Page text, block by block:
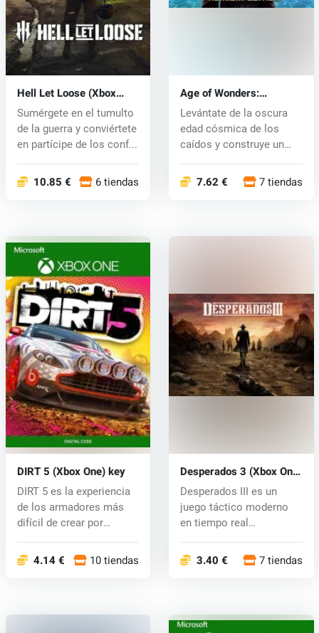
Hell Let Loose (Xbox
One) key
Sumérgete en el tumulto
de la guerra y conviértete
en partícipe de los conf...
10.85 € 6 tiendas
Age of Wonders:
Planetfall (Xbox One) key
Levántate de la oscura
edad cósmica de los
caídos y construye un
7.62 € 7 tiendas
DIRT 5 (Xbox One) key
DIRT 5 es la experiencia
de los armadores más
difícil de crear por
4.14 € 10 tiendas
Desperados 3 (Xbox One)
key
Desperados III es un
juego táctico moderno
en tiempo real
3.40 € 7 tiendas